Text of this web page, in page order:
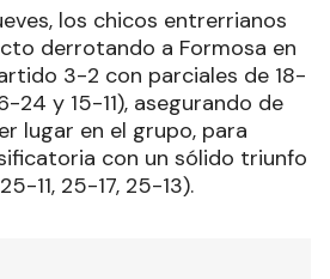
los chicos entrerrianos
derrotando a Formosa en
3-2 con parciales de 18-
24 y 15-11), asegurando de
lugar en el grupo, para
con un sólido triunfo
11, 25-17, 25-13).